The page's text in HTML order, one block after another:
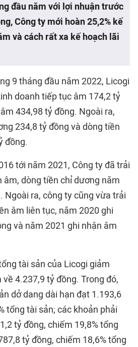
đầu năm với lợi nhuận trước
Công ty mới hoàn 25,2% kế
và cách rất xa kế hoạch lãi
9 tháng đầu năm 2022, Licogi
doanh tiếp tục âm 174,2 tỷ
434,98 tỷ đồng. Ngoài ra,
234,8 tỷ đồng và dòng tiền
đồng.
tới năm 2021, Công ty đã trải
âm, dòng tiền chỉ dương năm
Ngoài ra, công ty cũng vừa trải
âm liên tục, năm 2020 ghi
và năm 2021 ghi nhận âm
tài sản của Licogi giảm
về 4.237,9 tỷ đồng. Trong đó,
dở dang dài hạn đạt 1.193,6
tổng tài sản; các khoản phải
tỷ đồng, chiếm 19,8% tổng
tỷ đồng, chiếm 18,6% tổng